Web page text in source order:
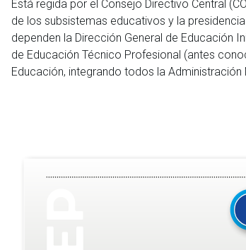
Está regida por el Consejo Directivo Central
de los subsistemas educativos y la
dependen la Dirección General de Educación
de Educación Técnico Profesional (antes
Educación, integrando todos la